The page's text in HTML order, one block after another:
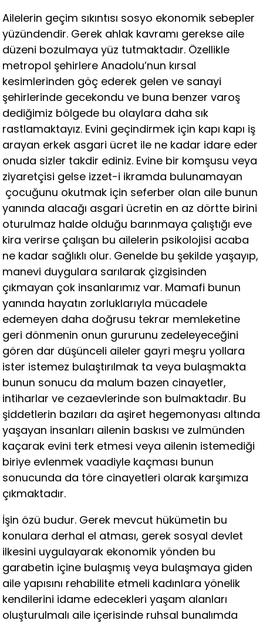
Ailelerin geçim sıkıntısı sosyo ekonomik sebepler
yüzündendir. Gerek ahlak kavramı gerekse aile
düzeni bozulmaya yüz tutmaktadır. Özellikle
metropol şehirlere Anadolu’nun kırsal
kesimlerinden göç ederek gelen ve sanayi
şehirlerinde gecekondu ve buna benzer varoş
dediğimiz bölgede bu olaylara daha sık
rastlamaktayız. Evini geçindirmek için kapı kapı iş
arayan erkek asgari ücret ile ne kadar idare eder
onuda sizler takdir ediniz. Evine bir komşusu veya
ziyaretçisi gelse izzet-i ikramda bulunamayan
çocuğunu okutmak için seferber olan aile bunun
yanında alacağı asgari ücretin en az dörtte birini
oturulmaz halde olduğu barınmaya çalıştığı eve
kira verirse çalışan bu ailelerin psikolojisi acaba
ne kadar sağlıklı olur. Genelde bu şekilde yaşayıp,
manevi duygulara sarılarak çizgisinden
çıkmayan çok insanlarımız var. Mamafi bunun
yanında hayatın zorluklarıyla mücadele
edemeyen daha doğrusu tekrar memleketine
geri dönmenin onun gururunu zedeleyeceğini
gören dar düşünceli aileler gayri meşru yollara
ister istemez bulaştırılmak ta veya bulaşmakta
bunun sonucu da malum bazen cinayetler,
intiharlar ve cezaevlerinde son bulmaktadır. Bu
şiddetlerin bazıları da aşiret hegemonyası altında
yaşayan insanları ailenin baskısı ve zulmünden
kaçarak evini terk etmesi veya ailenin istemediği
biriye evlenmek vaadiyle kaçması bunun
sonucunda da töre cinayetleri olarak karşımıza
çıkmaktadır.
İşin özü budur. Gerek mevcut hükümetin bu
konulara derhal el atması, gerek sosyal devlet
ilkesini uygulayarak ekonomik yönden bu
garabetin içine bulaşmış veya bulaşmaya giden
aile yapısını rehabilite etmeli kadınlara yönelik
kendilerini idame edecekleri yaşam alanları
oluşturulmalı aile içerisinde ruhsal bunalımda